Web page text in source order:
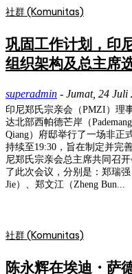
社群 (Komunitas)
巩固工作计划，印
组织架构及总主席
superadmin - Jumat, 24 Juli
印尼郑氏宗亲会（PMZI）理
达北部西帕德芒岸（
Qiang）府邸举行了一场非正
持续至19:30，旨在制定并完
尼郑氏宗亲会总主席共同召
了此次会议，分别是：郑瑞
Jie）、郑文江（Zheng Bun...
社群 (Komunitas)
陈永辉在埃迪・萨